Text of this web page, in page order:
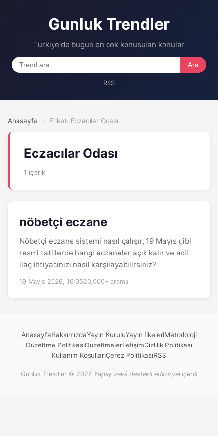
Gunluk Trendler
Turkiye'de bugun en cok konusulan konular
Ara
RSS
Anasayfa › Etiket: Eczacılar Odası
Eczacılar Odası
1 içerik
nöbetçi eczane
Nöbetçi eczane sistemi nasıl çalışır, 19 Mayıs gibi
resmi tatillerde hangi eczaneler açık kalır ve acil
ilaç ihtiyacınızı nasıl karşılayabilirsiniz?
19 Mayıs 2026, 16:0520,000+ arama
AnasayfaHakkımızdaYayın KuruluYayın İlkeleriMetodoloji
Düzeltme PolitikasıDüzeltmelerİletişimGizlilik Politikası
Kullanım KoşullarıÇerez PolitikasıRSS
Gunluk Trendler © 2026 Yapay zekâ destekli editöryel içerik